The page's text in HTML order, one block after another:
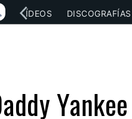
VÍDEOS DISCOGRAFÍAS